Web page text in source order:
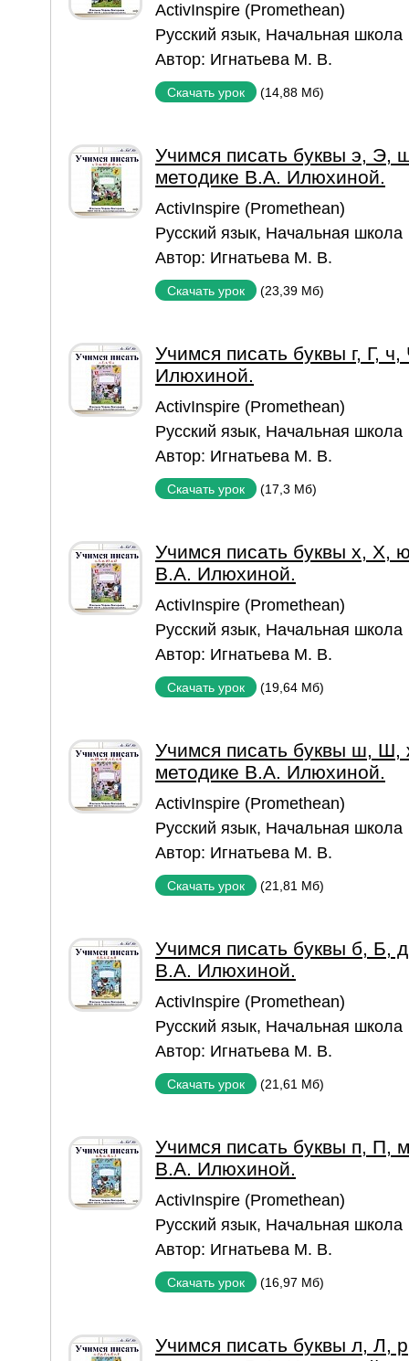
ActivInspire (Promethean)
Русский язык, Начальная школа
Автор: Игнатьева М. В.
Скачать урок (14,88 Мб)
Учимся писать буквы э,
методике В.А. Илюхиной.
ActivInspire (Promethean)
Русский язык, Начальная школа
Автор: Игнатьева М. В.
Скачать урок (23,39 Мб)
Учимся писать буквы г, Г,
Илюхиной.
ActivInspire (Promethean)
Русский язык, Начальная школа
Автор: Игнатьева М. В.
Скачать урок (17,3 Мб)
Учимся писать буквы х, Х,
В.А. Илюхиной.
ActivInspire (Promethean)
Русский язык, Начальная школа
Автор: Игнатьева М. В.
Скачать урок (19,64 Мб)
Учимся писать буквы ш,
методике В.А. Илюхиной.
ActivInspire (Promethean)
Русский язык, Начальная школа
Автор: Игнатьева М. В.
Скачать урок (21,81 Мб)
Учимся писать буквы б, Б,
В.А. Илюхиной.
ActivInspire (Promethean)
Русский язык, Начальная школа
Автор: Игнатьева М. В.
Скачать урок (21,61 Мб)
Учимся писать буквы п, П,
В.А. Илюхиной.
ActivInspire (Promethean)
Русский язык, Начальная школа
Автор: Игнатьева М. В.
Скачать урок (16,97 Мб)
Учимся писать буквы л, Л,